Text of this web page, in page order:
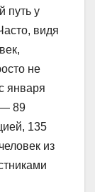
путь у
видя
не
января
— 89
135
из